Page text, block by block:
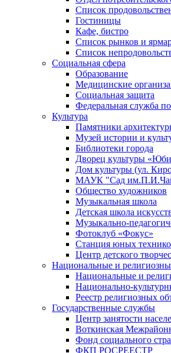
Список
Гостиницы
Кафе, бистро
Cписок рынков и
Список
Социальная сфера
Образование
Медицинские
Социальная защита
Федеральная служба
Культура
Памятники
Музей истории и
Библиотеки города
Дворец культуры
Дом культуры (ул.
МАУК "Сад
Общество художников
Музыкальная школа
Детская школа
Музыкально-
Фотоклуб «Фокус»
Станция юных
Центр детского
Национальные и
Национальные и
Национально-
Реестр религиозных
Государственные службы
Центр занятости
Воткинская
Фонд социального
ФКП РОСРЕЕСТР